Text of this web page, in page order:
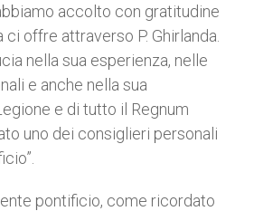
accolto con gratitudine
ci offre attraverso P. Ghirlanda.
nella sua esperienza, nelle
e anche nella sua
e di tutto il Regnum
uno dei consiglieri personali
pontificio, come ricordato